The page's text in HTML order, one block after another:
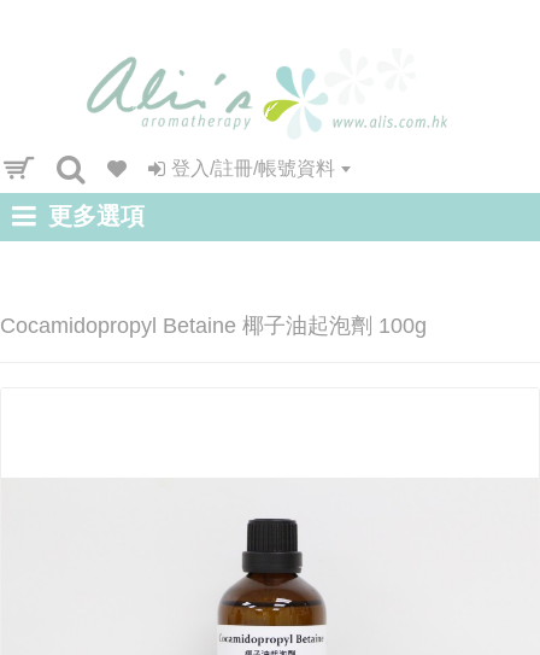
登入/註冊/帳號資料
更多選項
Cocamidopropyl Betaine 椰子油起泡劑 100g